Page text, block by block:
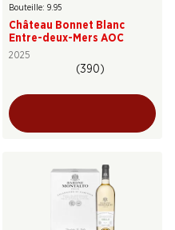
Bouteille: 9.95
Château Bonnet Blanc
Entre-deux-Mers AOC
2025
(390)